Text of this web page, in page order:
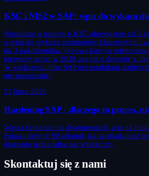
KSC i NIS2 w SAP: wpis do wykazu
Nowelizacja ustawy o KSC obowiązuje od 3
o wpis do wykazu podmiotów kluczowych i
do 3 października. Typowe kary są odroczone
pierwszy audyt w 2028 zapyta o dowody z
W większości firm SAP nie produkuje
nie monitoruje.
21 lipca 2026
Hardening SAP - dlaczego to proces,
Wasza firma stoi na dokumentach, a te na
Pokazujemy w 90 sekund, jak wygląda pięć
dlaczego jedna łatka nie wystarczy.
Skontaktuj się z nami